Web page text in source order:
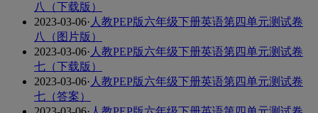
八（下载版）
2023-03-06· 人教PEP版六年级下册英语第四单元测试卷
八（图片版）
2023-03-06· 人教PEP版六年级下册英语第四单元测试卷
七（下载版）
2023-03-06· 人教PEP版六年级下册英语第四单元测试卷
七（答案）